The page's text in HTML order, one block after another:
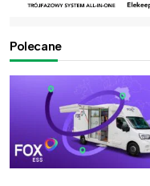
Polecane